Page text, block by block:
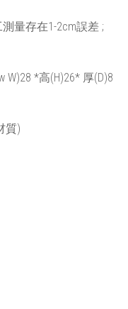
量存在1-2cm誤差 ;
W)28 *高(H)26* 厚(D)8
質)
約隨性袋型